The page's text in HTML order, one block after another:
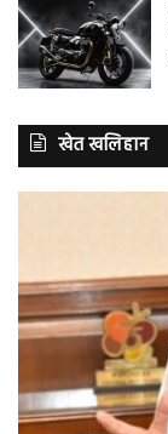
खेत खलिहान